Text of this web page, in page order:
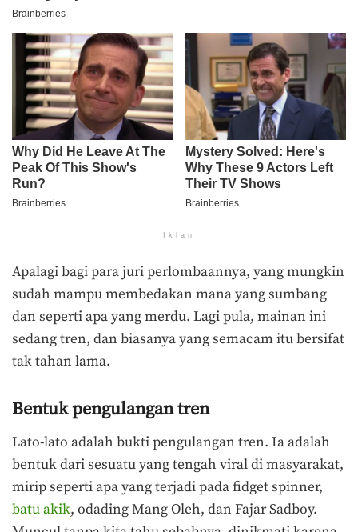
Iklan
Apalagi bagi para juri perlombaannya, yang mungkin
sudah mampu membedakan mana yang sumbang
dan seperti apa yang merdu. Lagi pula, mainan ini
sedang tren, dan biasanya yang semacam itu bersifat
tak tahan lama.
Bentuk pengulangan tren
Lato-lato adalah bukti pengulangan tren. Ia adalah
bentuk dari sesuatu yang tengah viral di masyarakat,
mirip seperti apa yang terjadi pada fidget spinner,
batu akik, odading Mang Oleh, dan Fajar Sadboy.